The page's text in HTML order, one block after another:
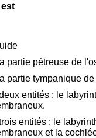
partie pétreuse de
partie tympanique
entités : le
entités : le
et la